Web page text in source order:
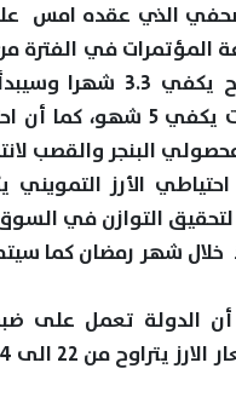
الذي عقده امس
إلى أن احتياطي
البنجر والقصب
التوازن في
خلال شهر رمضان كما
الدولة تعمل على